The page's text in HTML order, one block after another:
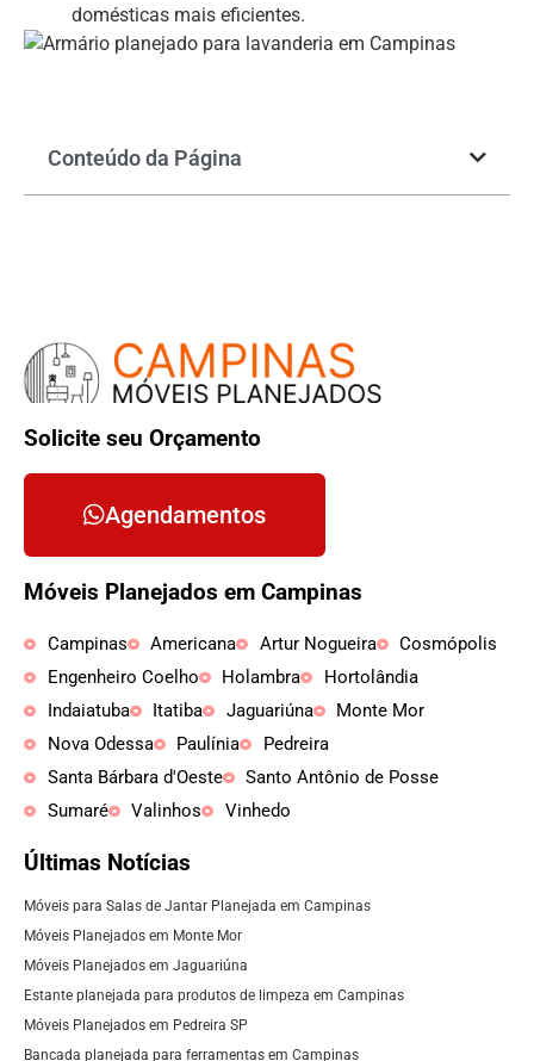
domésticas mais eficientes.
Conteúdo da Página
Solicite seu Orçamento
Agendamentos
Móveis Planejados em Campinas
Campinas Americana Artur Nogueira
Cosmópolis
Engenheiro Coelho
Holambra
Hortolândia
Indaiatuba
Itatiba Jaguariúna
Monte Mor
Nova Odessa
Paulínia
Pedreira
Santa Bárbara d'Oeste
Santo Antônio de Posse
Sumaré
Valinhos Vinhedo
Últimas Notícias
Móveis para Salas de Jantar Planejada em Campinas
Móveis Planejados em Monte Mor
Móveis Planejados em Jaguariúna
Estante planejada para produtos de limpeza em Campinas
Móveis Planejados em Pedreira SP
Bancada planejada para ferramentas em Campinas